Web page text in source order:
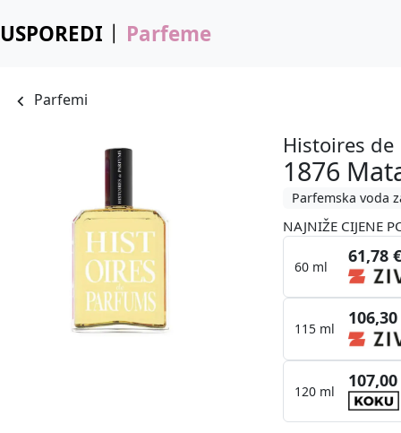
USPOREDI Parfeme
Parfemi
Histoires
1876
Parfemska voda
NAJNIŽE CIJENE
60 ml
61,78
115 ml
120 ml